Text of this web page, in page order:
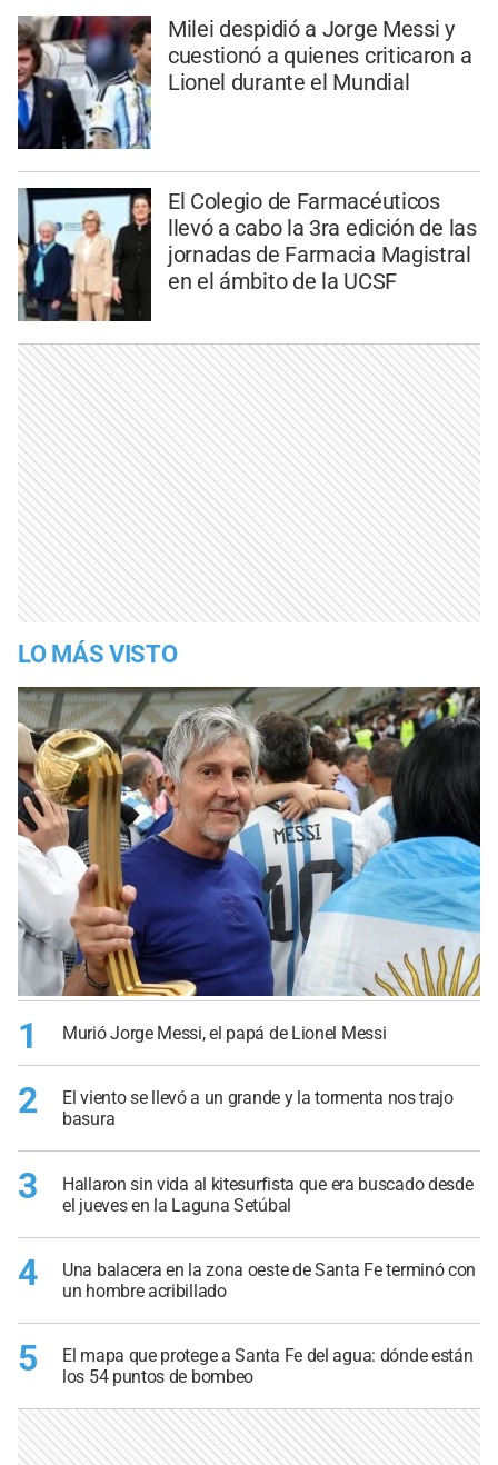
Milei despidió a Jorge Messi y
cuestionó a quienes criticaron a
Lionel durante el Mundial
El Colegio de Farmacéuticos
llevó a cabo la 3ra edición de las
jornadas de Farmacia Magistral
en el ámbito de la UCSF
LO MÁS VISTO
1 Murió Jorge Messi, el papá de Lionel Messi
2
El viento se llevó a un grande y la tormenta nos trajo
basura
3
Hallaron sin vida al kitesurfista que era buscado desde
el jueves en la Laguna Setúbal
4
Una balacera en la zona oeste de Santa Fe terminó con
un hombre acribillado
5
El mapa que protege a Santa Fe del agua: dónde están
los 54 puntos de bombeo